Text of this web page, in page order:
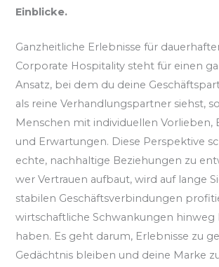
Einblicke.
Ganzheitliche Erlebnisse für
Corporate Hospitality steht für einen
Ansatz, bei dem du deine
als reine Verhandlungspartner siehst,
Menschen mit individuellen Vorlieben,
und Erwartungen. Diese Perspektive
echte, nachhaltige Beziehungen zu
wer Vertrauen aufbaut, wird auf lange
stabilen Geschäftsverbindungen
wirtschaftliche Schwankungen hinweg
haben. Es geht darum, Erlebnisse zu
Gedächtnis bleiben und deine Marke